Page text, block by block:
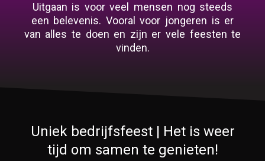
Uitgaan is voor veel mensen nog steeds
een belevenis. Vooral voor jongeren is er
van alles te doen en zijn er vele feesten te
vinden.
Uniek bedrijfsfeest | Het is weer
tijd om samen te genieten!